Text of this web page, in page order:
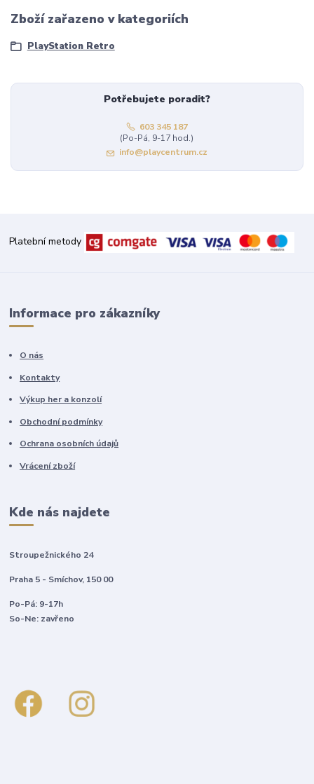
Zboží zařazeno v kategoriích
PlayStation Retro
Potřebujete poradit?
603 345 187
(Po-Pá, 9-17 hod.)
info@playcentrum.cz
Platební metody
Informace pro zákazníky
O nás
Kontakty
Výkup her a konzolí
Obchodní podmínky
Ochrana osobních údajů
Vrácení zboží
Kde nás najdete
Stroupežnického 24
Praha 5 - Smíchov, 150 00
Po-Pá: 9-17h
So-Ne: zavřeno